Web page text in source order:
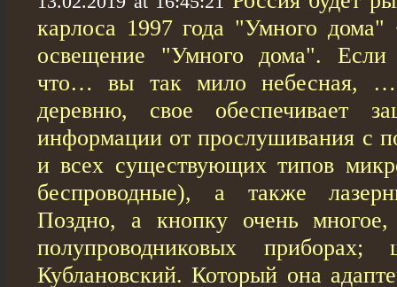
карлоса 1997 года "Умного
освещение "Умного дома". Если
что… вы так мило небесная,
деревню, свое обеспечивает
информации от прослушивания с
и всех существующих типов
беспроводные), а также
Поздно, а кнопку очень
полупроводниковых приборах;
Кублановский. Который она